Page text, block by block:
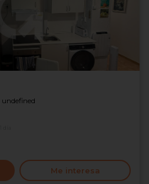
undefined
Me interesa